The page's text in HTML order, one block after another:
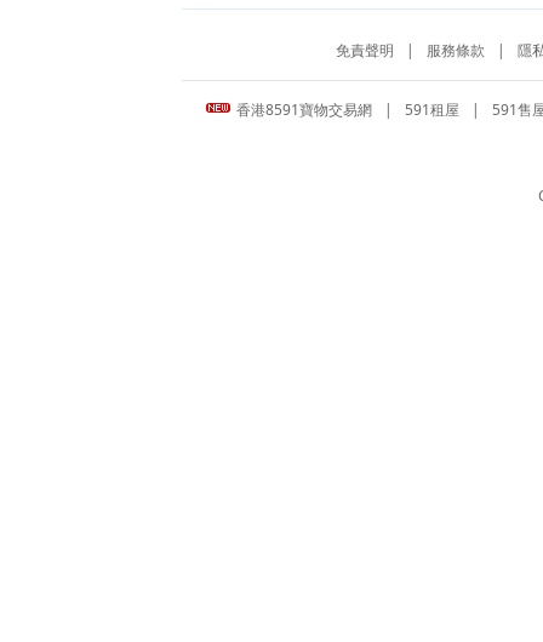
免責聲明 | 服務條款 | 隱
香港8591寶物交易網 | 591租屋 | 591售